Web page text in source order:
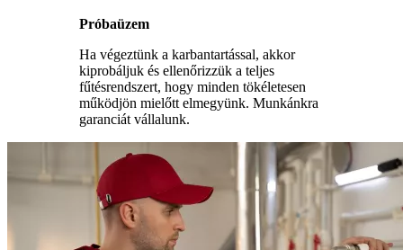
Próbaüzem
Ha végeztünk a karbantartással, akkor
kiprobáljuk és ellenőrizzük a teljes
fűtésrendszert, hogy minden tökéletesen
működjön mielőtt elmegyünk. Munkánkra
garanciát vállalunk.